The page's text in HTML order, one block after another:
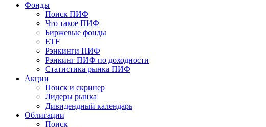
Фонды
Поиск ПИФ
Что такое ПИФ
Биржевые фонды
ETF
Рэнкинги ПИФ
Рэнкинг ПИФ по доходности
Статистика рынка ПИФ
Акции
Поиск и скринер
Лидеры рынка
Дивидендный календарь
Облигации
Поиск